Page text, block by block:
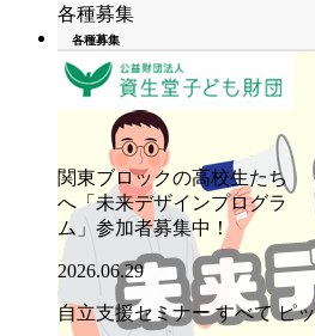
各種募集
各種募集
関東ブロックの高校生たち
へ「未来デザインプログラ
ム」参加者募集中！
2026.06.29
自立支援セミナー すべて ピ